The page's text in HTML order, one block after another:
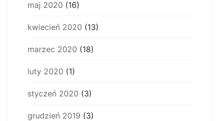
maj 2020 (16)
kwiecień 2020 (13)
marzec 2020 (18)
luty 2020 (1)
styczeń 2020 (3)
grudzień 2019 (3)